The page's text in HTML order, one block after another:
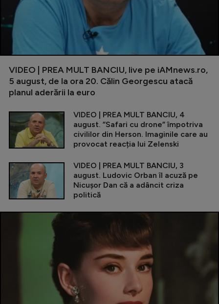
VIDEO | PREA MULT BANCIU, live pe iAMnews.ro,
5 august, de la ora 20. Călin Georgescu atacă
planul aderării la euro
VIDEO | PREA MULT BANCIU, 4
august. ”Safari cu drone” împotriva
civililor din Herson. Imaginile care au
provocat reacția lui Zelenski
VIDEO | PREA MULT BANCIU, 3
august. Ludovic Orban îl acuză pe
Nicușor Dan că a adâncit criza
politică